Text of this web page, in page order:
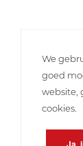
We
goed
website,
cookies.